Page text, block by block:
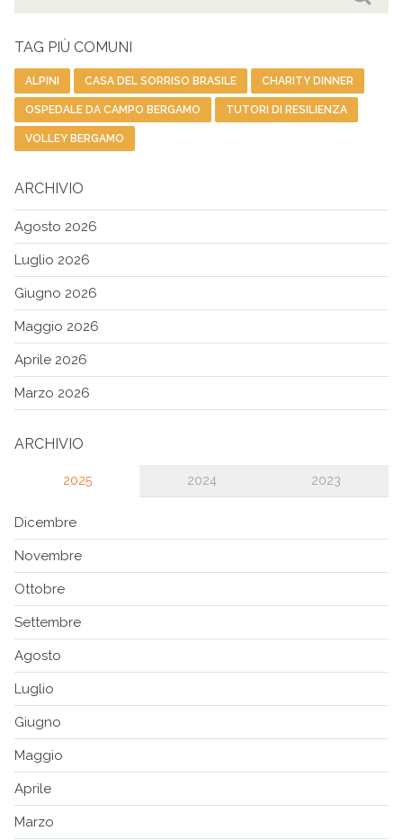
TAG PIÙ COMUNI
ALPINI CASA DEL SORRISO BRASILE CHARITY DINNER
OSPEDALE DA CAMPO BERGAMO TUTORI DI RESILIENZA
VOLLEY BERGAMO
ARCHIVIO
Agosto 2026
Luglio 2026
Giugno 2026
Maggio 2026
Aprile 2026
Marzo 2026
ARCHIVIO
2025 2024 2023
Dicembre
Novembre
Ottobre
Settembre
Agosto
Luglio
Giugno
Maggio
Aprile
Marzo